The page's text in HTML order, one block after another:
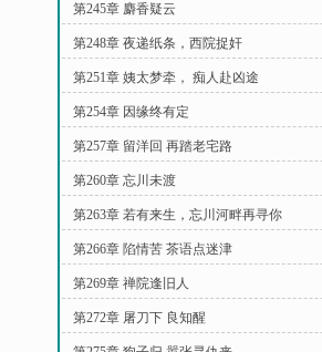
第245章 麝香疑云
第248章 夜递纸条，西院捉奸
第251章 姨太梦牵， 痴人赴凶途
第254章 因缘终有定
第257章 留洋回 再踏老宅路
第260章 忘川未渡
第263章 若有来生，忘川河畔再寻你
第266章 陷情苦 茶语点迷津
第269章 禅院逢旧人
第272章 屠刀下 良知醒